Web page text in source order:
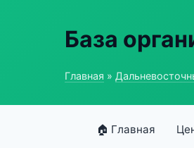
База
Главная »
🏠 Главная